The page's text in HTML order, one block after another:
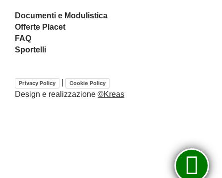
Documenti e Modulistica
Offerte Placet
FAQ
Sportelli
Privacy Policy Cookie Policy
Design e realizzazione ©Kreas